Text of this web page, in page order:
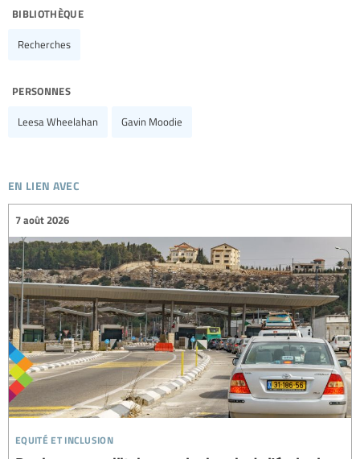
bibliothèque
Recherches
personnes
Leesa Wheelahan Gavin Moodie
en lien avec
equité et inclusion
7 août 2026